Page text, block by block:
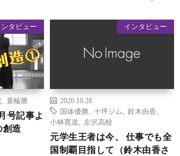
ンタビュー
蓑輪勝
号記事よ
創造
インタビュー
2020.10.28
国体優勝
十坪ジム 鈴木由香
小林寛道
左沢高校
元学生王者は今、 仕事でも全
国制覇目指して（鈴木由香さ